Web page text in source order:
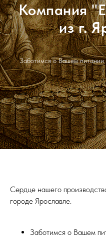
Компания
из г.
Заботимся о Вашем питании
Сердце нашего
городе Ярославле.
Заботимся о Вашем